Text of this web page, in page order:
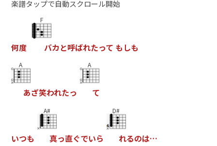
楽譜タップで自動スクロール開始
何度
F
バカ と呼ばれたって もしも
A
あざ笑われたっ
A
て
いつも
A#
真っ直ぐでいら
D#
れるのは…